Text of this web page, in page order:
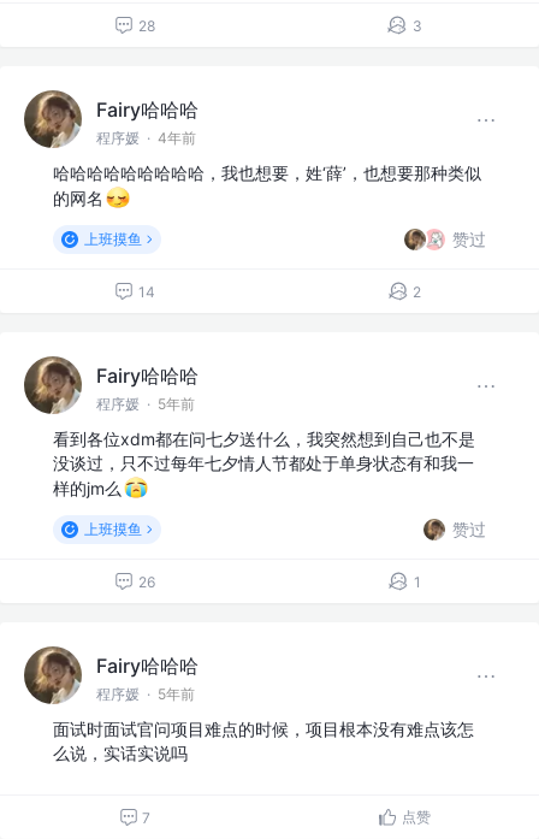
28 3
Fairy哈哈哈
程序媛 · 4年前
哈哈哈哈哈哈哈哈哈，我也想要，姓‘薛’，也想要那种类似
的网名
上班摸鱼 赞过
14 2
Fairy哈哈哈
程序媛 · 5年前
看到各位xdm都在问七夕送什么，我突然想到自己也不是
没谈过，只不过每年七夕情人节都处于单身状态有和我一
样的jm么
上班摸鱼 赞过
26 1
Fairy哈哈哈
程序媛 · 5年前
面试时面试官问项目难点的时候，项目根本没有难点该怎
么说，实话实说吗
7 点赞